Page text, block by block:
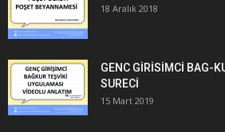
18 Aralık 2018
GENC GİRİSİMCİ BAG-
SURECİ
15 Mart 2019